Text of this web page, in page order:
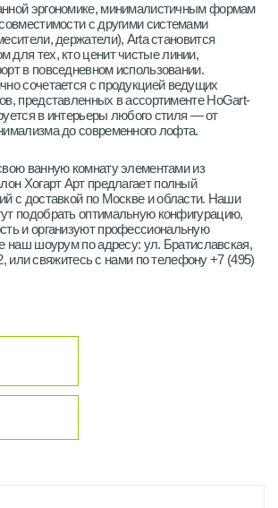
эргономике, минималистичным формам
с другими системами
держатели), Arta становится
для тех, кто ценит чистые линии,
в повседневном использовании.
сочетается с продукцией ведущих
представленных в ассортименте HoGart-
в интерьеры любого стиля — от
до современного лофта.
ванную комнату элементами из
Хогарт Арт предлагает полный
с доставкой по Москве и области. Наши
подобрать оптимальную конфигурацию,
и организуют профессиональную
наш шоурум по адресу: ул. Братиславская,
или свяжитесь с нами по телефону +7 (495)